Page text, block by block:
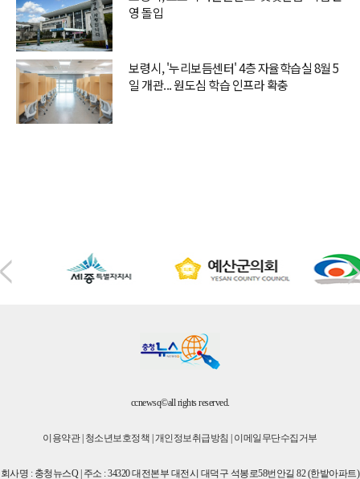
영 돌입
보령시, '누리보듬센터' 4층 자율학습실 8월 5
일 개관... 원도심 학습 인프라 확충
ccnewsq©all rights reserved.
이용약관| 청소년보호정책 개인정보취급방침 이메일무단수집거부
회사명 : 충청뉴스Q | 주소 : 34320 대전본부 대전시 대덕구 석봉로58번안길 82 (한밭아파트)